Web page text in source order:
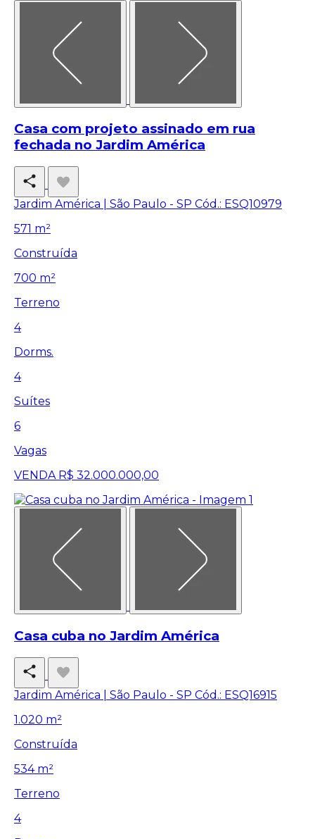
Casa com projeto assinado em rua
fechada no Jardim América
Jardim América | São Paulo - SP Cód.: ESQ10979
571 m²
Construída
700 m²
Terreno
4
Dorms.
4
Suítes
6
Vagas
VENDA R$ 32.000.000,00
Casa cuba no Jardim América
Jardim América | São Paulo - SP Cód.: ESQ16915
1.020 m²
Construída
534 m²
Terreno
4